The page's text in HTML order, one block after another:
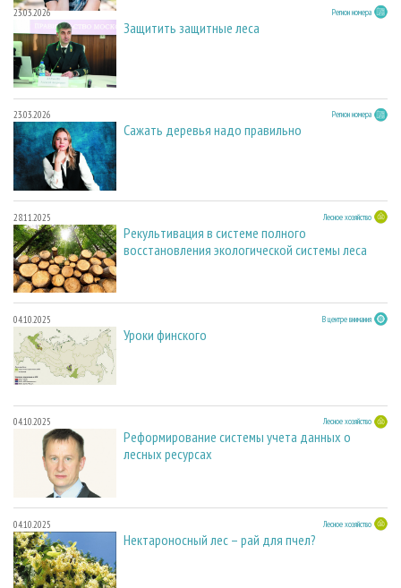
23.03.2026 Регион номера
Защитить защитные леса
23.03.2026 Регион номера
Сажать деревья надо правильно
28.11.2025 Лесное хозяйство
Рекультивация в системе полного
восстановления экологической системы леса
04.10.2025 В центре внимания
Уроки финского
04.10.2025 Лесное хозяйство
Реформирование системы учета данных о
лесных ресурсах
04.10.2025 Лесное хозяйство
Нектароносный лес – рай для пчел?